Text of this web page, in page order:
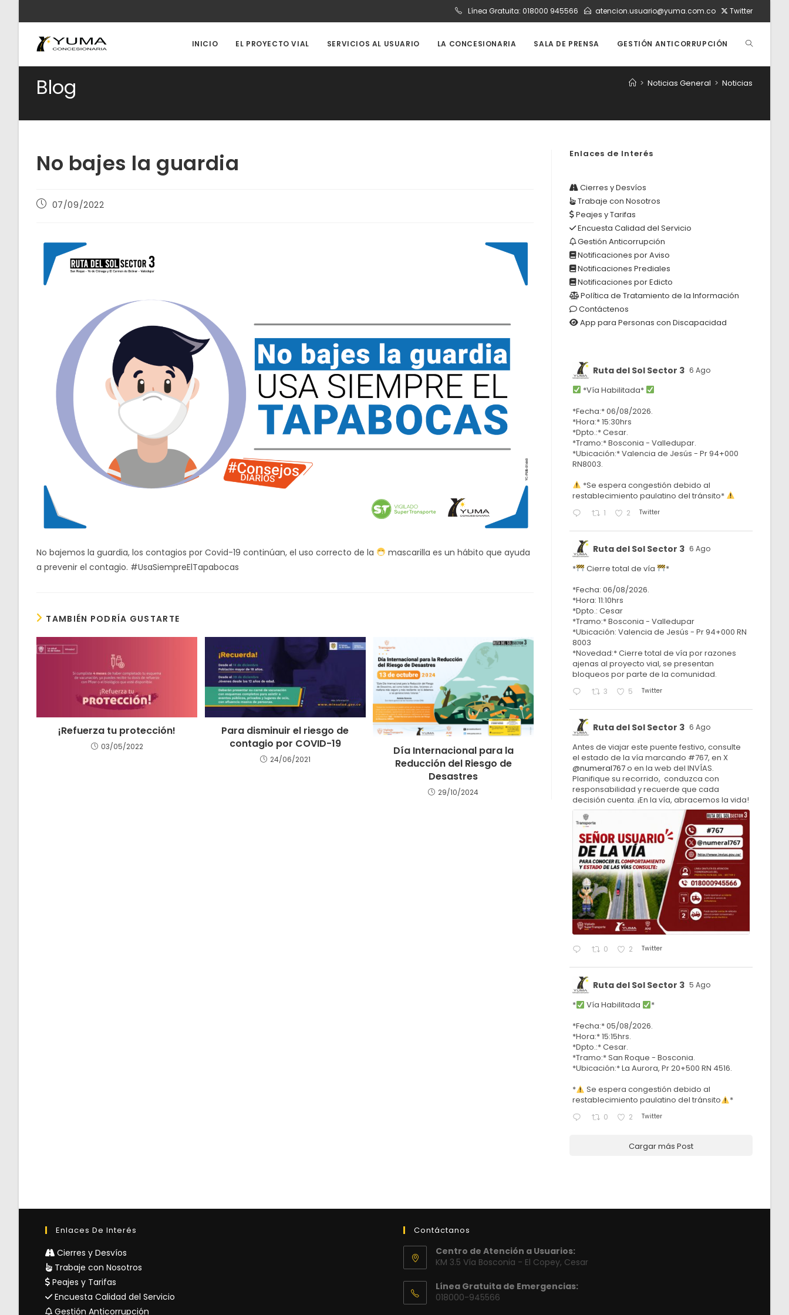
contenido
Línea Gratuita: 018000 945566 atencion.usuario@yuma.com.co Twitter
INICIO EL PROYECTO VIAL SERVICIOS AL USUARIO LA CONCESIONARIA SALA DE PRENSA GESTIÓN ANTICORRUPCIÓN ALTERNAR
BÚSQUEDA
Blog > Noticias General > Noticias
No bajes la guardia
Publicación
07/09/2022
No bajemos la guardia, los contagios por Covid-19 continúan, el uso correcto de la
mascarilla es un hábito que ayuda
a prevenir el contagio. #UsaSiempreElTapabocas
TAMBIÉN PODRÍA GUSTARTE
¡Refuerza tu protección!
03/05/2022
Para disminuir el riesgo de
contagio por COVID-19
24/06/2021
Día Internacional para la
Reducción del Riesgo de
Desastres
29/10/2024
Enlaces de Interés
Cierres y Desvíos
Trabaje con Nosotros
Peajes y Tarifas
Encuesta Calidad del Servicio
Gestión Anticorrupción
Notificaciones por Aviso
Notificaciones Prediales
Notificaciones por Edicto
Política de Tratamiento de la Información
Contáctenos
App para Personas con Discapacidad
Ruta del Sol Sector 3 6 Ago
*Vía Habilitada*
*Fecha:* 06/08/2026.
*Hora:* 15:30hrs
*Dpto.:* Cesar.
*Tramo:* Bosconia - Valledupar.
*Ubicación:* Valencia de Jesús - Pr 94+000
RN8003.
*Se espera congestión debido al
restablecimiento paulatino del tránsito*
1 2 Twitter
Ruta del Sol Sector 3 6 Ago
* Cierre total de vía
*
*Fecha: 06/08/2026.
*Hora: 11:10hrs
*Dpto.: Cesar
*Tramo:* Bosconia - Valledupar
*Ubicación: Valencia de Jesús - Pr 94+000 RN
8003
*Novedad:* Cierre total de vía por razones
ajenas al proyecto vial, se presentan
bloqueos por parte de la comunidad.
3 5 Twitter
Ruta del Sol Sector 3 6 Ago
Antes de viajar este puente festivo, consulte
el estado de la vía marcando #767, en X
@numeral767o en la web del INVÍAS.
Planifique su recorrido, conduzca con
responsabilidad y recuerde que cada
decisión cuenta. ¡En la vía, abracemos la vida!
0 2 Twitter
Ruta del Sol Sector 3 5 Ago
* Vía Habilitada
*
*Fecha:* 05/08/2026.
*Hora:* 15:15hrs.
*Dpto.:* Cesar.
*Tramo:* San Roque - Bosconia.
*Ubicación:* La Aurora, Pr 20+500 RN 4516.
*
Se espera congestión debido al
restablecimiento paulatino del tránsito
*
0 2 Twitter
Cargar más Post
Enlaces De Interés
Cierres y Desvíos
Trabaje con Nosotros
Peajes y Tarifas
Encuesta Calidad del Servicio
Gestión Anticorrupción
Contáctanos
Centro de Atención a Usuarios:
KM 3.5 Vía Bosconia - El Copey, Cesar
Línea Gratuita de Emergencias:
018000-945566